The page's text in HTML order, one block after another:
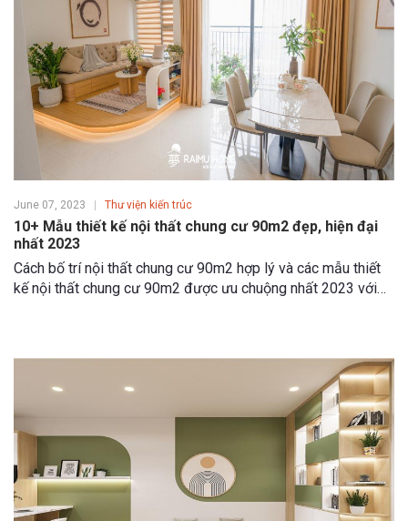
June 07, 2023 Thư viện kiến trúc
10+ Mẫu thiết kế nội thất chung cư 90m2 đẹp, hiện đại
nhất 2023
Cách bố trí nội thất chung cư 90m2 hợp lý và các mẫu thiết
kế nội thất chung cư 90m2 được ưu chuộng nhất 2023 với